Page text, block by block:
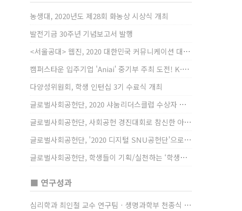
농생대, 2020년도 제28회 화농상 시상식 개최
발전기금 30주년 기념보고서 발행
<서울공대> 웹진, 2020 대한민국 커뮤니케이션 대상 창간사보 부문 최우수상 선정
캠퍼스타운 입주기업 'Aniai' 중기부 주최 도전! K-스타트업 대상 수상
다양성위원회, 학생 인턴십 3기 수료식 개최
글로벌사회공헌단, 2020 샤눔리더스클럽 수상자 시상
글로벌사회공헌단, 사회공헌 경진대회로 참신한 아이디어 발굴, 지원
글로벌사회공헌단, '2020 디지털 SNU공헌단'으로 새로운 사회공헌에 도전
글로벌사회공헌단, 학생들이 기획/실천하는 ‘학생사회공헌단 프로젝트’ 진행
■ 연구성과
심리학과 최인철 교수 연구팀ㆍ생명과학부 천종식 교수 연구팀, 장내 마이크로바이옴과 정서적 웰빙간 관계 규명